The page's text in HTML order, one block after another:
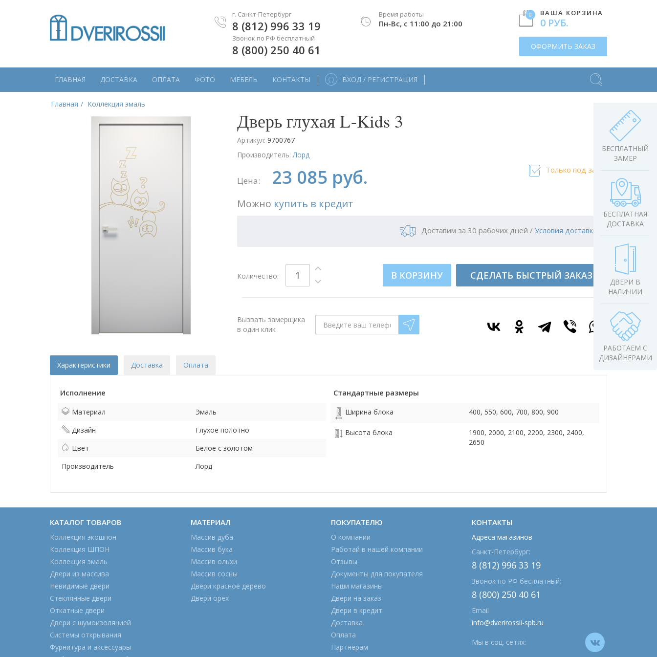
г. Санкт-Петербург
8 (812) 996 33 19
Звонок по РФ бесплатный
8 (800) 250 40 61
0 ВАША КОРЗИНА
0 РУБ.
ОФОРМИТЬ ЗАКАЗ
Время работы
Пн-Вс, с 11:00 до 21:00
ГЛАВНАЯ ДОСТАВКА ОПЛАТА ФОТО МЕБЕЛЬ КОНТАКТЫ ВХОД / РЕГИСТРАЦИЯ
БЕСПЛАТНЫЙ
ЗАМЕР
БЕСПЛАТНАЯ
ДОСТАВКА
ДВЕРИ В
НАЛИЧИИ
РАБОТАЕМ С
ДИЗАЙНЕРАМИ
Главная Коллекция эмаль
Дверь глухая L-Kids 3
Артикул:9700767
Производитель:Лорд
Цена: 23 085 руб. Только под заказ
Можно купить в кредит
Доставим за 30 рабочих дней / Условия доставки
Количество: В КОРЗИНУ СДЕЛАТЬ БЫСТРЫЙ ЗАКАЗ
Вызвать замерщика
в один клик
Характеристики Доставка Оплата
Исполнение
Материал
Эмаль
Дизайн
Глухое полотно
Цвет
Белое с золотом
Производитель
Лорд
Стандартные размеры
Ширина блока 400, 550, 600, 700, 800, 900
Высота блока
1900, 2000, 2100, 2200, 2300, 2400,
2650
КАТАЛОГ ТОВАРОВ
Коллекция экошпон
Коллекция ШПОН
Коллекция эмаль
Двери из массива
Невидимые двери
Стеклянные двери
Откатные двери
Двери с шумоизоляцией
Системы открывания
Фурнитура и аксессуары
МАТЕРИАЛ
Массив дуба
Массив бука
Массив ольхи
Массив сосны
Двери красное дерево
Двери орех
ПОКУПАТЕЛЮ
О компании
Работай в нашей компании
Отзывы
Документы для покупателя
Наши магазины
Двери на заказ
Двери в кредит
Доставка
Оплата
Партнёрам
КОНТАКТЫ
Адреса магазинов
Санкт-Петербург:
8 (812) 996 33 19
Звонок по РФ бесплатный:
8 (800) 250 40 61
Email
info@dverirossii-spb.ru
Мы в соц. сетях: